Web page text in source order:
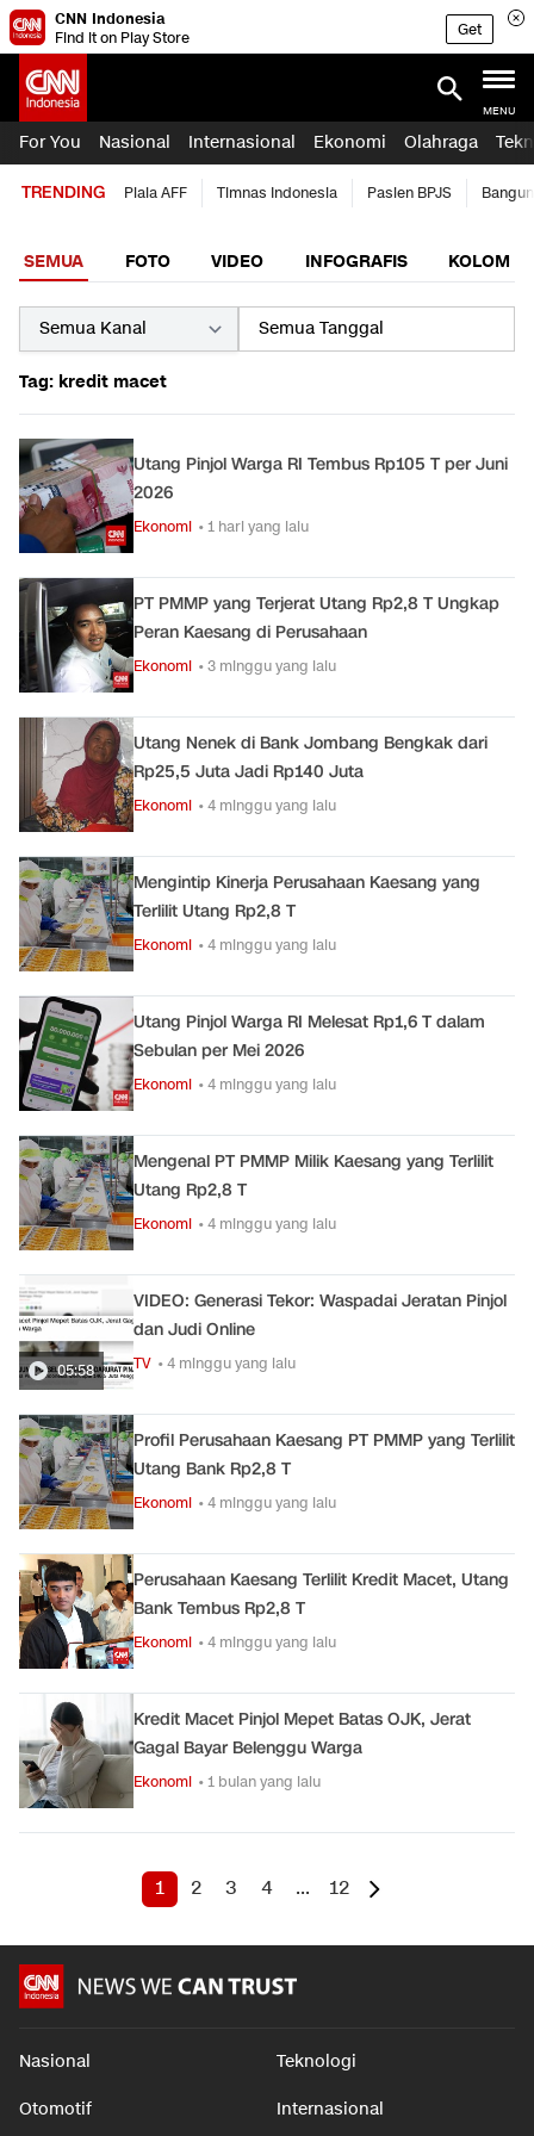
CNN Indonesia
Find it on Play Store
Get
MENU
For You Nasional Internasional Ekonomi Olahraga
TRENDING Piala AFF Timnas Indonesia Pasien BPJS
SEMUA FOTO VIDEO INFOGRAFIS KOLOM
Tag: kredit macet
Utang Pinjol Warga RI Tembus Rp105 T per Juni
2026
Ekonomi • 1 hari yang lalu
PT PMMP yang Terjerat Utang Rp2,8 T Ungkap
Peran Kaesang di Perusahaan
Ekonomi • 3 minggu yang lalu
Utang Nenek di Bank Jombang Bengkak dari
Rp25,5 Juta Jadi Rp140 Juta
Ekonomi • 4 minggu yang lalu
Mengintip Kinerja Perusahaan Kaesang yang
Terlilit Utang Rp2,8 T
Ekonomi • 4 minggu yang lalu
Utang Pinjol Warga RI Melesat Rp1,6 T dalam
Sebulan per Mei 2026
Ekonomi • 4 minggu yang lalu
Mengenal PT PMMP Milik Kaesang yang Terlilit
Utang Rp2,8 T
Ekonomi • 4 minggu yang lalu
05:58
VIDEO: Generasi Tekor: Waspadai Jeratan Pinjol
dan Judi Online
TV • 4 minggu yang lalu
Profil Perusahaan Kaesang PT PMMP yang Terlilit
Utang Bank Rp2,8 T
Ekonomi • 4 minggu yang lalu
Perusahaan Kaesang Terlilit Kredit Macet, Utang
Bank Tembus Rp2,8 T
Ekonomi • 4 minggu yang lalu
Kredit Macet Pinjol Mepet Batas OJK, Jerat
Gagal Bayar Belenggu Warga
Ekonomi • 1 bulan yang lalu
1 2 3 4 ... 12
Nasional Teknologi
Otomotif Internasional